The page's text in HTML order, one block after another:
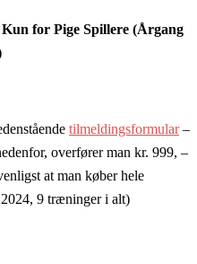
Kun for Pige Spillere (Årgang
tilmeldingsformular–
overfører man kr. 999, –
at man køber hele
9 træninger i alt)